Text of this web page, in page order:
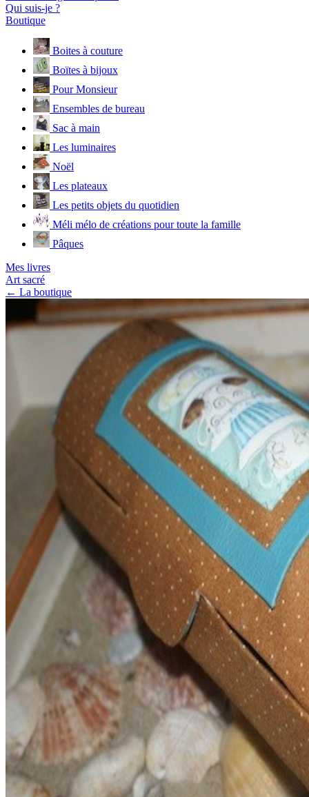
Qui suis-je ?
Boutique
Boites à couture
Boïtes à bijoux
Pour Monsieur
Ensembles de bureau
Sac à main
Les luminaires
Noël
Les plateaux
Les petits objets du quotidien
Méli mélo de créations pour toute la famille
Pâques
Mes livres
Art sacré
← La boutique